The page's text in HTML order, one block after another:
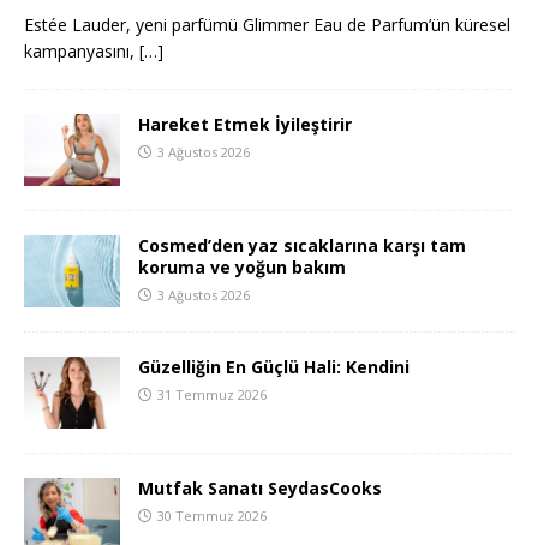
Estée Lauder, yeni parfümü Glimmer Eau de Parfum’ün küresel
kampanyasını, […]
Hareket Etmek İyileştirir
3 Ağustos 2026
Cosmed’den yaz sıcaklarına karşı tam
koruma ve yoğun bakım
3 Ağustos 2026
Güzelliğin En Güçlü Hali: Kendini
31 Temmuz 2026
Mutfak Sanatı SeydasCooks
30 Temmuz 2026